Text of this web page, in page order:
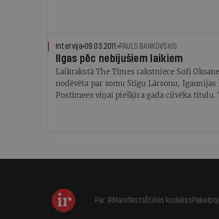
Intervija 09.03.2011. PAULS BANKOVSKIS
Ilgas pēc nebijušiem laikiem
Laikrakstā The Times rakstniece Sofi
nodēvēta par somu Stīgu Lārsonu, Igaunijas
Postimees viņai piešķīra gada cilvēka titulu.
Par IRManifestsĒtikas kodekss